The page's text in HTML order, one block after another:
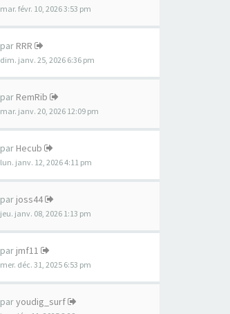
mar. févr. 10, 2026 3:53 pm
par RRR
dim. janv. 25, 2026 6:36 pm
par RemRib
mar. janv. 20, 2026 12:09 pm
par Hecub
lun. janv. 12, 2026 4:11 pm
par joss44
jeu. janv. 08, 2026 1:13 pm
par jmf11
mer. déc. 31, 2025 6:53 pm
paryoudig_surf